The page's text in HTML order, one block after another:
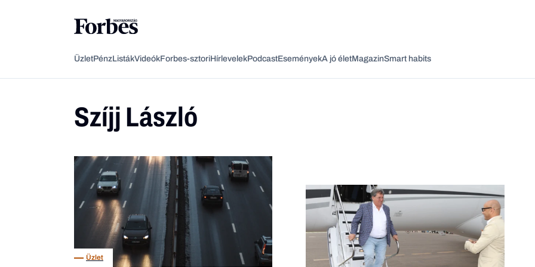
Vagy fedezze fel a következő témákat
Üzlet Pénz Zöld
ÜzletPénzListákVideókForbes-sztoriHírlevelekPodcastEseményekA jó életMagazinSmart habits
Szíjj László
Üzlet